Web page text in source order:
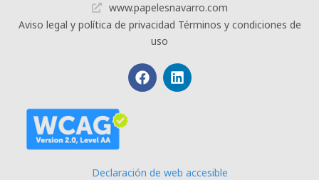
www.papelesnavarro.com
Aviso legal y política de privacidad Términos y condiciones de
uso
Declaración de web accesible